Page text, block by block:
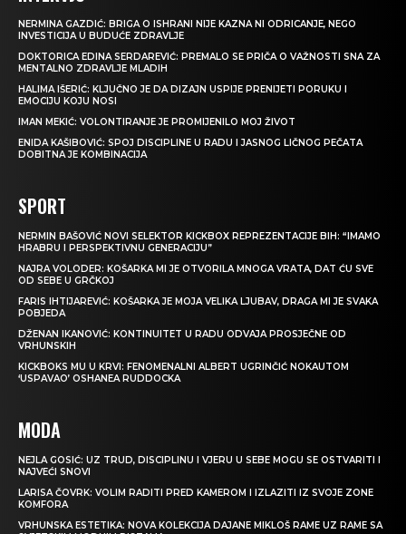
NERMINA GAZDIĆ: BRIGA O ISHRANI NIJE KAZNA NI ODRICANJE, NEGO
INVESTICIJA U BUDUĆE ZDRAVLJE
DOKTORICA EDINA SERDAREVIĆ: PREMALO SE PRIČA O VAŽNOSTI SNA ZA
MENTALNO ZDRAVLJE MLADIH
HALIMA IŠERIĆ: KLJUČNO JE DA DIZAJN USPIJE PRENIJETI PORUKU I
EMOCIJU KOJU NOSI
IMAN MEKIĆ: VOLONTIRANJE JE PROMIJENILO MOJ ŽIVOT
ENIDA KAŠIBOVIĆ: SPOJ DISCIPLINE U RADU I JASNOG LIČNOG PEČATA
DOBITNA JE KOMBINACIJA
SPORT
NERMIN BAŠOVIĆ NOVI SELEKTOR KICKBOX REPREZENTACIJE BIH: “IMAMO
HRABRU I PERSPEKTIVNU GENERACIJU”
NAJRA VOLODER: KOŠARKA MI JE OTVORILA MNOGA VRATA, DAT ĆU SVE
OD SEBE U GRČKOJ
FARIS IHTIJAREVIĆ: KOŠARKA JE MOJA VELIKA LJUBAV, DRAGA MI JE SVAKA
POBJEDA
DŽENAN IKANOVIĆ: KONTINUITET U RADU ODVAJA PROSJEČNE OD
VRHUNSKIH
KICKBOKS MU U KRVI: FENOMENALNI ALBERT UGRINČIĆ NOKAUTOM
‘USPAVAO’ OSHANEA RUDDOCKA
MODA
NEJLA GOSIĆ: UZ TRUD, DISCIPLINU I VJERU U SEBE MOGU SE OSTVARITI I
NAJVEĆI SNOVI
LARISA ČOVRK: VOLIM RADITI PRED KAMEROM I IZLAZITI IZ SVOJE ZONE
KOMFORA
VRHUNSKA ESTETIKA: NOVA KOLEKCIJA DAJANE MIKLOŠ RAME UZ RAME SA